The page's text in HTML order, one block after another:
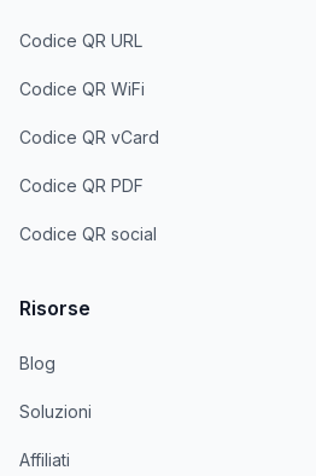
Codice QR URL
Codice QR WiFi
Codice QR vCard
Codice QR PDF
Codice QR social
Risorse
Blog
Soluzioni
Affiliati